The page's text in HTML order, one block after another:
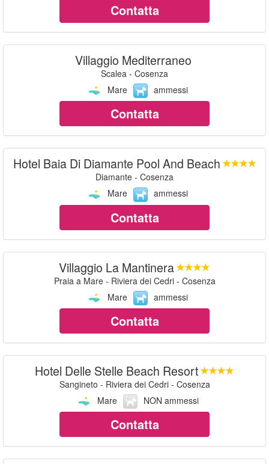
Contatta
Villaggio Mediterraneo
Scalea - Cosenza
Mare
ammessi
Contatta
Hotel Baia Di Diamante Pool And Beach
Diamante - Cosenza
Mare
ammessi
Contatta
Villaggio La Mantinera
Praia a Mare - Riviera dei Cedri - Cosenza
Mare
ammessi
Contatta
Hotel Delle Stelle Beach Resort
Sangineto - Riviera dei Cedri - Cosenza
Mare
NON ammessi
Contatta